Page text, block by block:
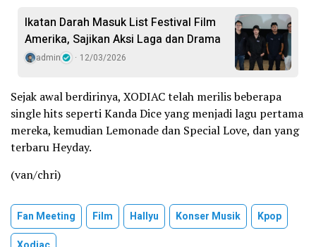
Ikatan Darah Masuk List Festival Film
Amerika, Sajikan Aksi Laga dan Drama
admin 12/03/2026
Sejak awal berdirinya, XODIAC telah merilis beberapa
single hits seperti Kanda Dice yang menjadi lagu pertama
mereka, kemudian Lemonade dan Special Love, dan yang
terbaru Heyday.
(van/chri)
Fan Meeting Film Hallyu Konser Musik
Kpop